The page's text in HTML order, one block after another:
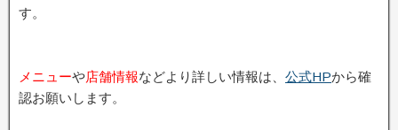
す。
メニューや店舗情報などより詳しい情報は、 公式HPから確
認お願いします。